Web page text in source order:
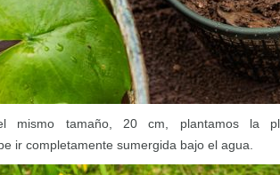
mismo tamaño, 20 cm, plantamos la
ir completamente sumergida bajo el agua.